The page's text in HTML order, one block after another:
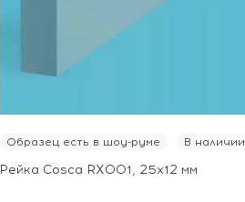
Образец есть в шоу-руме В наличии
Рейка Cosca RX001, 25x12 мм